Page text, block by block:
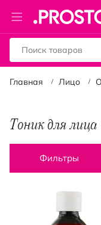
Toggle
Nav
Главная Лицо
Тоник для лица
Фильтры